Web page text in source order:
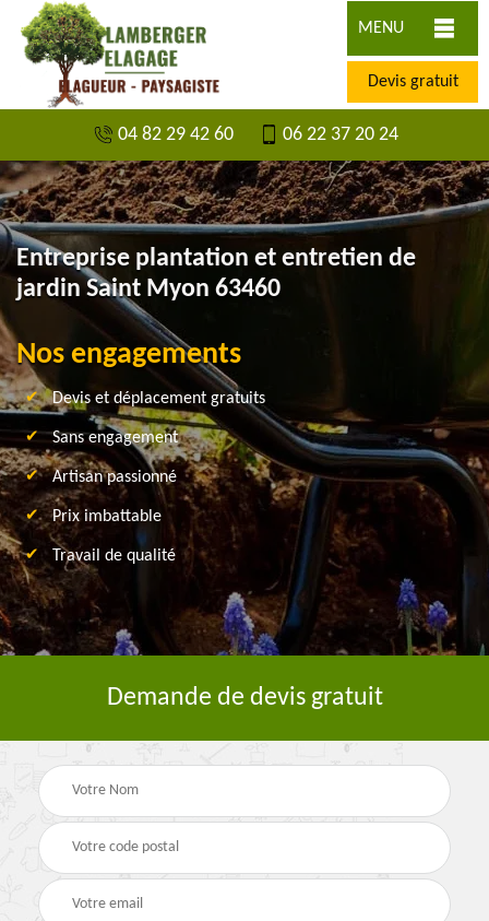
MENU
Devis gratuit
04 82 29 42 60 06 22 37 20 24
Entreprise plantation et entretien de
jardin Saint Myon 63460
Nos engagements
Devis et déplacement gratuits
Sans engagement
Artisan passionné
Prix imbattable
Travail de qualité
Demande de devis gratuit